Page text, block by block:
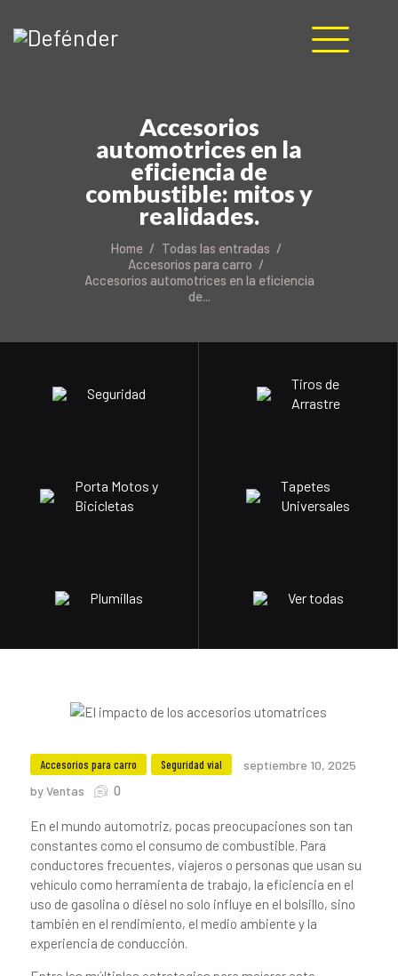
Accesorios
automotrices en la
eficiencia de
combustible: mitos y
realidades.
Home
Todas las entradas
Accesorios para carro
Accesorios automotrices en la eficiencia
de...
Seguridad
Tiros de
Arrastre
Porta Motos y
Bicicletas
Tapetes
Universales
Plumillas Ver todas
NOSOTROS
PRODUCTOS
MANUALES
RECURSOS
CONTACTO
Accesorios para carro Seguridad vial
septiembre 10, 2025
by Ventas
0
En el mundo automotriz, pocas preocupaciones son tan
constantes como el consumo de combustible. Para
conductores frecuentes, viajeros o personas que usan su
vehículo como herramienta de trabajo, la eficiencia en el
uso de gasolina o diésel no solo influye en el bolsillo, sino
también en el rendimiento, el medio ambiente y la
experiencia de conducción.